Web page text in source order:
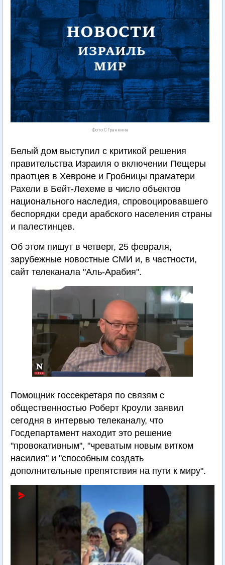
Фото С.Гранкина
Белый дом выступил с критикой решения
правительства Израиля о включении Пещеры
праотцев в Хевроне и Гробницы праматери
Рахели в Бейт-Лехеме в число объектов
национального наследия, спровоцировавшего
беспорядки среди арабского населения страны
и палестинцев.
Об этом пишут в четверг, 25 февраля,
зарубежные новостные СМИ и, в частности,
сайт телеканала "Аль-Арабия".
Помощник госсекретаря по связям с
общественностью Роберт Кроули заявил
сегодня в интервью телеканалу, что
Госдепартамент находит это решение
"провокативным", "чреватым новым витком
насилия" и "способным создать
дополнительные препятствия на пути к миру".